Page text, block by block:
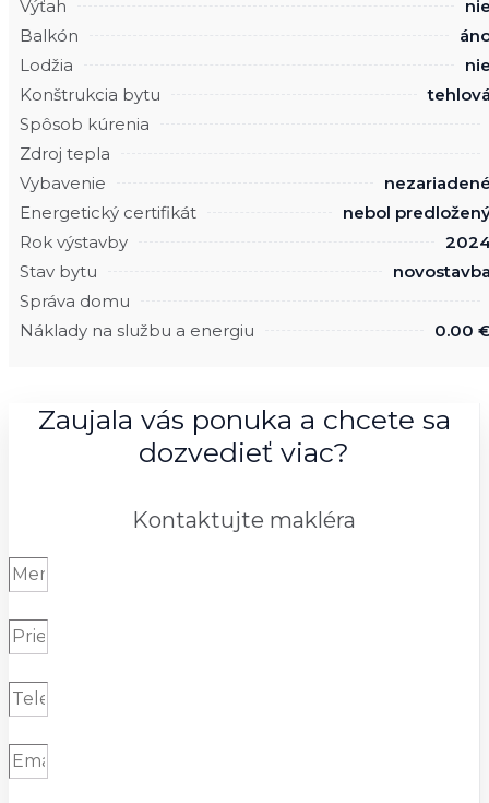
Výťah
Balkón
Lodžia
Konštrukcia bytu
Spôsob kúrenia
Zdroj tepla
Vybavenie
Energetický certifikát
nebol
Rok výstavby
Stav bytu
Správa domu
Náklady na službu a energiu
0.00
Zaujala vás ponuka a chcete sa
dozvedieť viac?
Kontaktujte makléra